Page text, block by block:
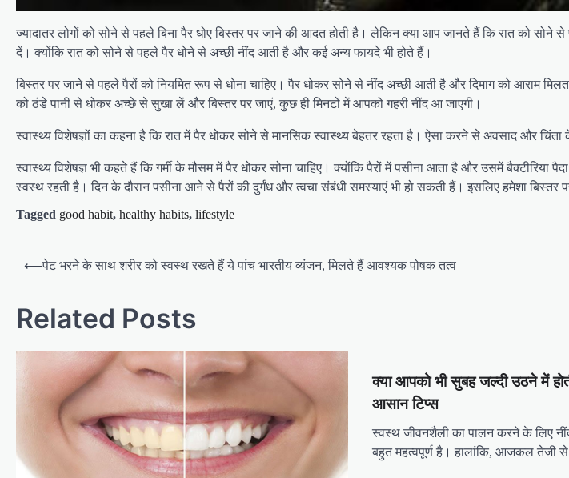
ज्यादातर लोगों को सोने से पहले बिना पैर धोए बिस्तर पर जाने की आदत होती है। लेकिन क्या आप जानते हैं कि रात को
दें। क्योंकि रात को सोने से पहले पैर धोने से अच्छी नींद आती है और कई अन्य फायदे भी होते हैं।
बिस्तर पर जाने से पहले पैरों को नियमित रूप से धोना चाहिए। पैर धोकर सोने से नींद अच्छी आती है और दिमाग को आराम
को ठंडे पानी से धोकर अच्छे से सुखा लें और बिस्तर पर जाएं, कुछ ही मिनटों में आपको गहरी नींद आ जाएगी।
स्वास्थ्य विशेषज्ञों का कहना है कि रात में पैर धोकर सोने से मानसिक स्वास्थ्य बेहतर रहता है। ऐसा करने से अवसाद और
स्वास्थ्य विशेषज्ञ भी कहते हैं कि गर्मी के मौसम में पैर धोकर सोना चाहिए। क्योंकि पैरों में पसीना आता है और उसमें
स्वस्थ रहती है। दिन के दौरान पसीना आने से पैरों की दुर्गंध और त्वचा संबंधी समस्याएं भी हो सकती हैं। इसलिए हमेशा
Tagged good habit, healthy habits, lifestyle
Post
⟵पेट भरने के साथ शरीर को स्वस्थ रखते हैं ये पांच भारतीय व्यंजन, मिलते हैं आवश्यक पोषक तत्व
Related Posts
क्या आपको भी सुबह जल्दी उठने में
आसान टिप्स
स्वस्थ जीवनशैली का पालन करने के लिए
बहुत महत्वपूर्ण है। हालांकि, आजकल तेजी